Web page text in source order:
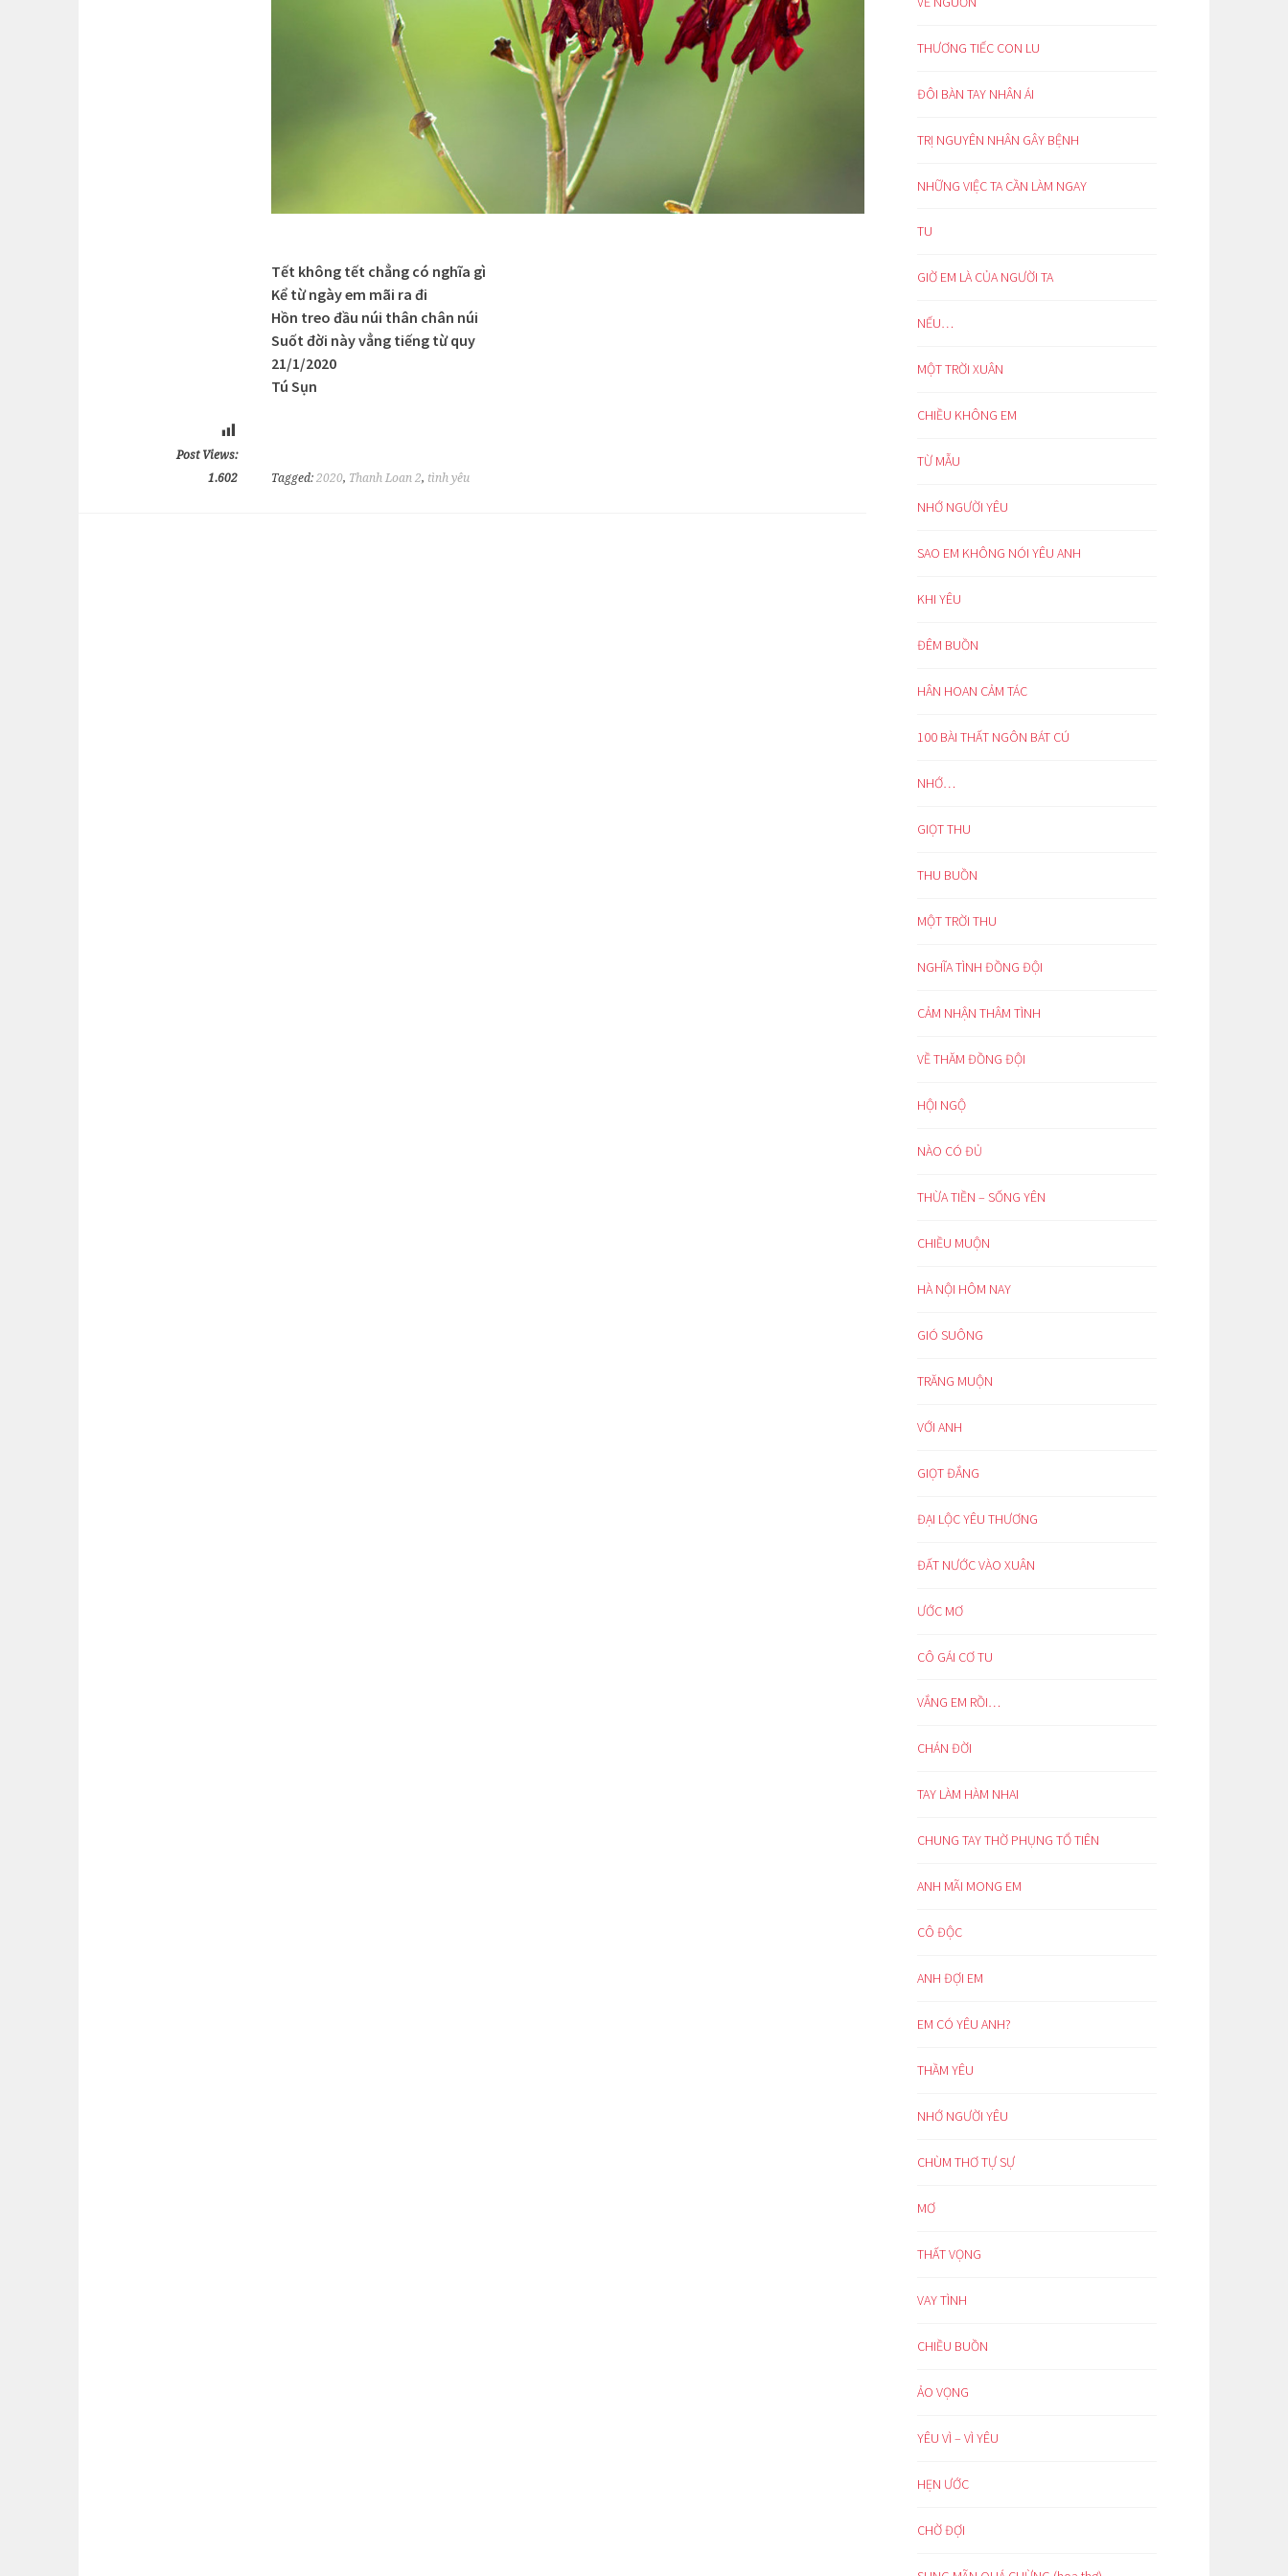
Tết không tết chẳng có nghĩa gì
Kể từ ngày em mãi ra đi
Hồn treo đầu núi thân chân núi
Suốt đời này vẳng tiếng từ quy
21/1/2020
Tú Sụn
Post Views:
1.602
Tagged: 2020, Thanh Loan 2, tình yêu
THƯƠNG TIẾC CON LU
ĐÔI BÀN TAY NHÂN ÁI
TRỊ NGUYÊN NHÂN GÂY BỆNH
NHỮNG VIỆC TA CẦN LÀM NGAY
TU
GIỜ EM LÀ CỦA NGƯỜI TA
NẾU…
MỘT TRỜI XUÂN
CHIỀU KHÔNG EM
TỪ MẪU
NHỚ NGƯỜI YÊU
SAO EM KHÔNG NÓI YÊU ANH
KHI YÊU
ĐÊM BUỒN
HÂN HOAN CẢM TÁC
100 BÀI THẤT NGÔN BÁT CÚ
NHỚ…
GIỌT THU
THU BUỒN
MỘT TRỜI THU
NGHĨA TÌNH ĐỒNG ĐỘI
CẢM NHẬN THÂM TÌNH
VỀ THĂM ĐỒNG ĐỘI
HỘI NGỘ
NÀO CÓ ĐỦ
THỪA TIỀN – SỐNG YÊN
CHIỀU MUỘN
HÀ NỘI HÔM NAY
GIÓ SUÔNG
TRĂNG MUỘN
VỚI ANH
GIỌT ĐẮNG
ĐẠI LỘC YÊU THƯƠNG
ĐẤT NƯỚC VÀO XUÂN
ƯỚC MƠ
CÔ GÁI CƠ TU
VẮNG EM RỒI…
CHÁN ĐỜI
TAY LÀM HÀM NHAI
CHUNG TAY THỜ PHỤNG TỔ TIÊN
ANH MÃI MONG EM
CÔ ĐỘC
ANH ĐỢI EM
EM CÓ YÊU ANH?
THẦM YÊU
NHỚ NGƯỜI YÊU
CHÙM THƠ TỰ SỰ
MƠ
THẤT VỌNG
VAY TÌNH
CHIỀU BUỒN
ẢO VỌNG
YÊU VÌ – VÌ YÊU
HẸN ƯỚC
CHỜ ĐỢI